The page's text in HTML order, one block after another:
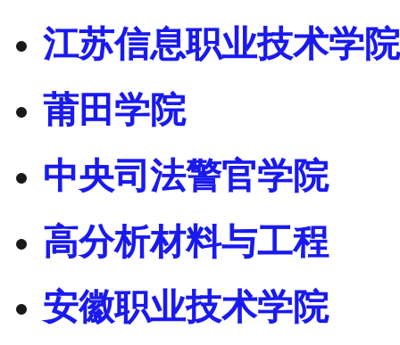
江苏信息职业技术学院
莆田学院
中央司法警官学院
高分析材料与工程
安徽职业技术学院